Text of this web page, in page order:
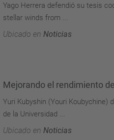
Yago Herrera defendió su tesis
stellar winds from ...
Ubicado en Noticias
Mejorando el rendimiento
Yuri Kubyshin (Youri
de la Universidad ...
Ubicado en Noticias